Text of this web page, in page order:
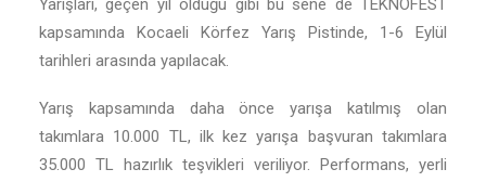
Yarışları, geçen yıl olduğu gibi bu sene de TEKNOFEST
kapsamında Kocaeli Körfez Yarış Pistinde, 1-6 Eylül
tarihleri arasında yapılacak.
Yarış kapsamında daha önce yarışa katılmış olan
takımlara 10.000 TL, ilk kez yarışa başvuran takımlara
35.000 TL hazırlık teşvikleri veriliyor. Performans, yerli